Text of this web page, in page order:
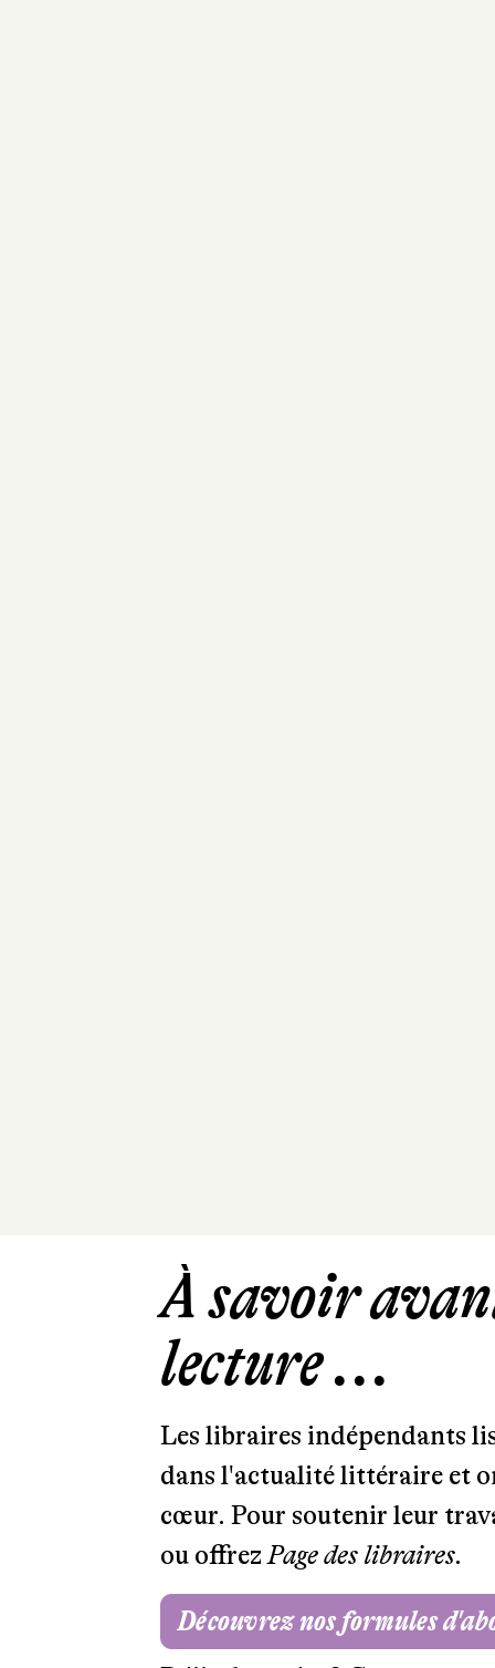
À savoir
lecture ...
Les libraires indépendants
dans l'actualité littéraire et
cœur. Pour soutenir leur
ou offrezPage des libraires.
Découvrez nos formules